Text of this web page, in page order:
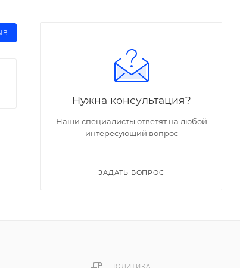
Нужна консультация?
Наши специалисты ответят на любой
интересующий вопрос
ЗАДАТЬ ВОПРОС